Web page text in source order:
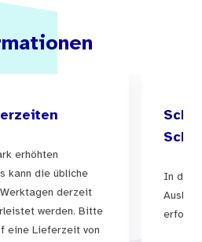
erhöhten
kann die übliche
derzeit
werden. Bitte
eine Lieferzeit von
In der